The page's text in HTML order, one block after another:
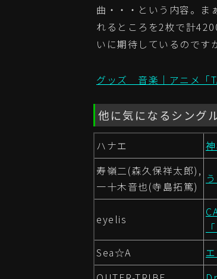
曲・・・という内容。ま
れるところを2枚で計
いに期待しているのです
グッズ 音楽｜アニメ「
他に気になるシング
ハナエ
寿嶺二(森久保祥太郎),
一十木音也(寺島拓篤)
eyelis
Sea☆A